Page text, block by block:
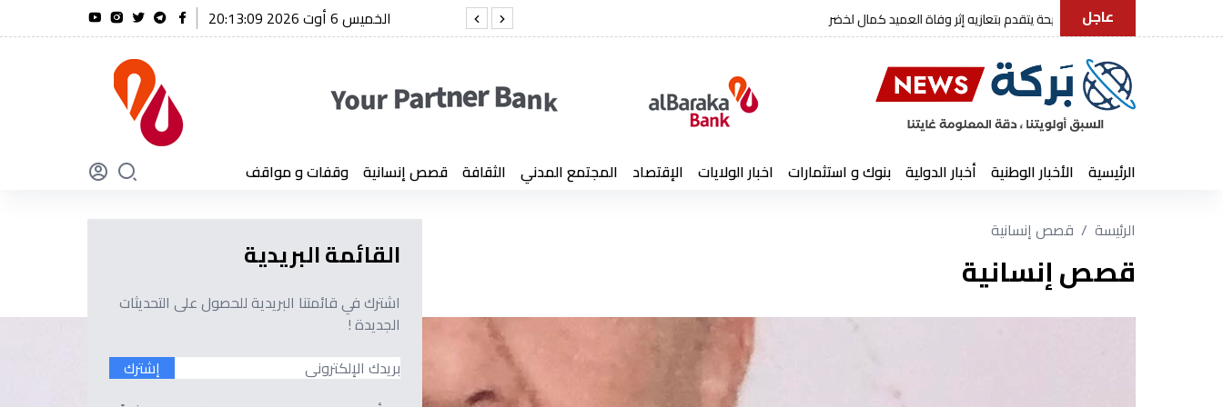
عاجل رئيس الجمهورية يعزي في وفاة العميد كمال لخضر الفريق أول شنقريحة يؤكد أن الجزائر لن تنسى أبدًا تضحيات أبنائها
الخميس 6 أوت 2026 20:13:11
الرئيسية الأخبار الوطنية أخبار الدولية بنوك و استثمارات اخبار الولايات الإقتصاد المجتمع المدني الثقافة قصص إنسانية وقفات و مواقف
الرئيسة قصص إنسانية
قصص إنسانية القائمة البريدية
اشترك في قائمتنا البريدية للحصول على التحديثات
الجديدة !
إشترك